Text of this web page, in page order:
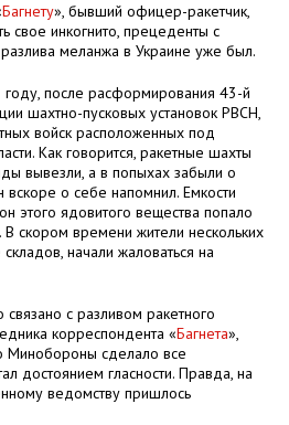
Багнету», бывший офицер-ракетчик,
свое инкогнито, прецеденты с
меланжа в Украине уже был.
после расформирования 43-й
шахтно-пусковых установок РВСН,
войск расположенных под
Как говорится, ракетные шахты
вывезли, а в попыхах забыли о
о себе напомнил. Емкости
этого ядовитого вещества попало
скором времени жители нескольких
начали жаловаться на
связано с разливом ракетного
корреспондента «Багнета»,
Минобороны сделало все
достоянием гласности. Правда, на
ведомству пришлось